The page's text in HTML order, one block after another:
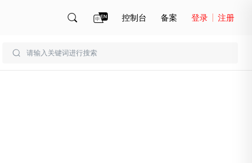
控制台 备案 登录 注册